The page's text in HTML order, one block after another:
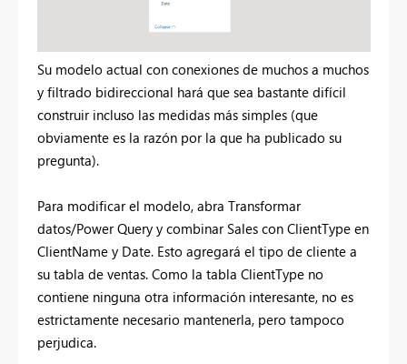
Su modelo actual con conexiones de muchos a muchos
y filtrado bidireccional hará que sea bastante difícil
construir incluso las medidas más simples (que
obviamente es la razón por la que ha publicado su
pregunta).
Para modificar el modelo, abra Transformar
datos/Power Query y combinar Sales con ClientType en
ClientName y Date. Esto agregará el tipo de cliente a
su tabla de ventas. Como la tabla ClientType no
contiene ninguna otra información interesante, no es
estrictamente necesario mantenerla, pero tampoco
perjudica.